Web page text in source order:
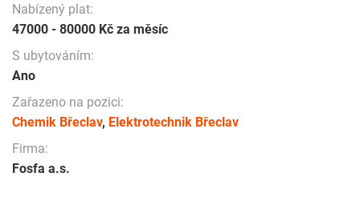
Nabízený plat:
47000 - 80000 Kč za měsíc
S ubytováním:
Ano
Zařazeno na pozici:
Chemik Břeclav, Elektrotechnik Břeclav
Firma:
Fosfa a.s.